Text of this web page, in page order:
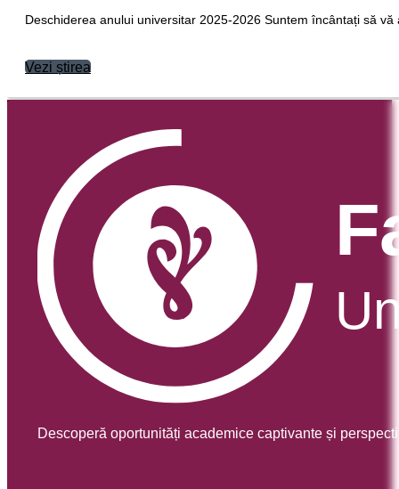
Deschiderea anului universitar 2025-2026 Suntem încântați să
Vezi știrea
Descoperă oportunități academice captivante și